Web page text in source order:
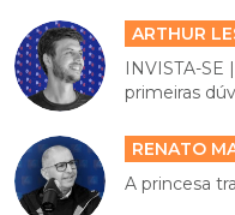
ARTHUR
INVISTA-SE
primeiras
RENATO
A princesa